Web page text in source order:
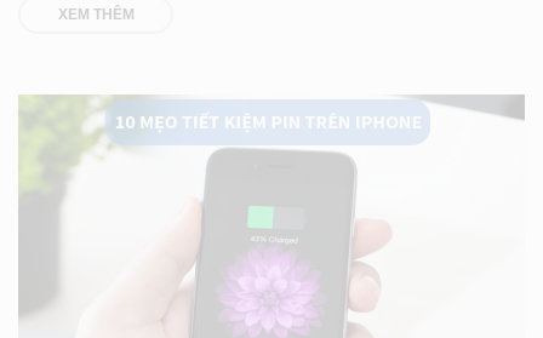
XEM THÊM